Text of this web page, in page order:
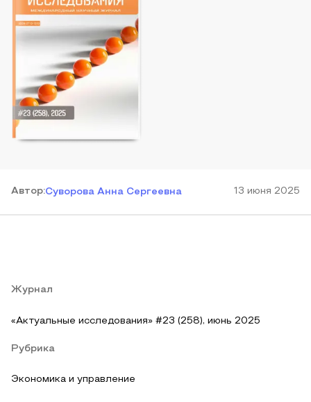
Автор:Суворова Анна Сергеевна 13 июня 2025
Журнал
«Актуальные исследования» #23 (258), июнь 2025
Рубрика
Экономика и управление